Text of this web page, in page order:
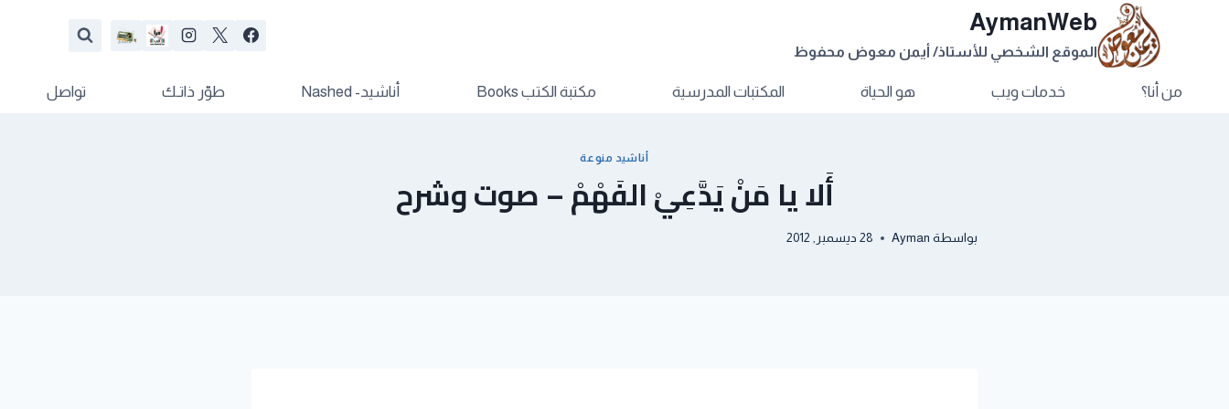
AymanWeb
الموقع الشخصي للأستاذ/ أيمن معوض محفوظ
من أنا؟ خدمات ويب هو الحياة المكتبات المدرسية مكتبة الكتب Books أناشيد- Nashed طوّر ذاتـك تواصل
أناشيد منوعة
أَلا يا مَنْ يَدَّعِيْ الفَهْمْ – صوت وشرح
بواسطة Ayman 28 ديسمبر, 2012